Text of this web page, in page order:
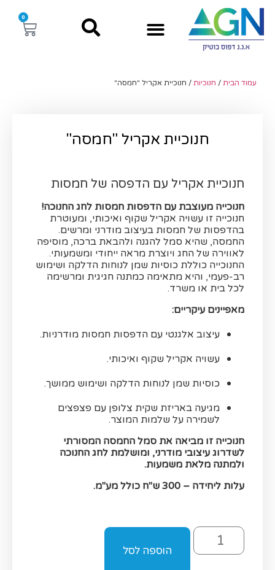
0
עמוד הבית / חנוכיות / חנוכיית אקריל "חמסה"
חנוכיית אקריל "חמסה"
חנוכיית אקריל עם הדפסה של חמסות
חנוכייה מעוצבת עם הדפסות חמסות לחג החנוכה!
חנוכייה זו עשויה אקריל שקוף ואיכותי, ומעוטרת
בהדפסות של חמסות בעיצוב מודרני ומרשים.
החמסה, שהיא סמל להגנה ולהבאת ברכה, מוסיפה
לאווירה של החג ויוצרת מראה ייחודי ומשמעותי.
החנוכייה כוללת כוסיות שמן לנוחות הדלקה ושימוש
רב-פעמי, והיא מתאימה כמתנה חגיגית ומרשימה
לכל בית או משרד.
מאפיינים עיקריים:
עיצוב אלגנטי עם הדפסות חמסות מודרניות.
עשויה אקריל שקוף ואיכותי.
כוסיות שמן לנוחות הדלקה ושימוש ממושך.
מגיעה באריזת שקית צלופן עם פצפצים
לשמירה על שלמות המוצר.
חנוכייה זו מביאה את סמל החמסה המסורתי
לשדרוג עיצובי מודרני, ומושלמת לחג החנוכה
ולמתנה מלאת משמעות.
עלות ליחידה – 300 ש"ח כולל מע"מ.
הוספה לסל